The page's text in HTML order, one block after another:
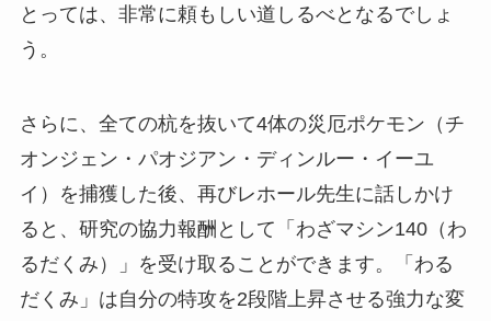
とっては、非常に頼もしい道しるべとなるでしょ
う。
さらに、全ての杭を抜いて4体の災厄ポケモン（チ
オンジェン・パオジアン・ディンルー・イーユ
イ）を捕獲した後、再びレホール先生に話しかけ
ると、研究の協力報酬として「わざマシン140（わ
るだくみ）」を受け取ることができます。「わる
だくみ」は自分の特攻を2段階上昇させる強力な変